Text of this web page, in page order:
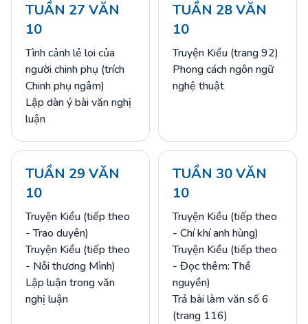
TUẦN 27 VĂN
10
Tình cảnh lẻ loi của
người chinh phụ (trích
Chinh phụ ngâm)
Lập dàn ý bài văn nghị
luận
TUẦN 28 VĂN
10
Truyện Kiều (trang 92)
Phong cách ngôn ngữ
nghệ thuật
TUẦN 29 VĂN
10
Truyện Kiều (tiếp theo
- Trao duyên)
Truyện Kiều (tiếp theo
- Nỗi thương Mình)
Lập luận trong văn
nghị luận
TUẦN 30 VĂN
10
Truyện Kiều (tiếp theo
- Chí khí anh hùng)
Truyện Kiều (tiếp theo
- Đọc thêm: Thề
nguyền)
Trả bài làm văn số 6
(trang 116)